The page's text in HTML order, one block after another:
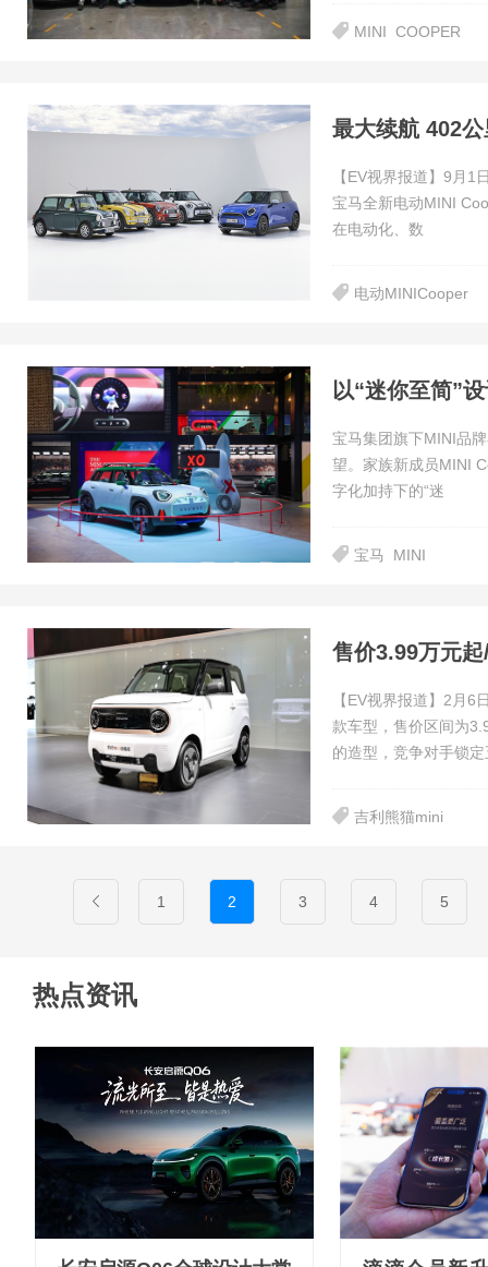
MINI COOPER
最大续航 402
【EV视界报道】9月
宝马全新电动MINI
在电动化、数
电动MINICooper
宝马集团旗下MINI品
望。家族新成员MINI
字化加持下的“迷
宝马 MINI
售价3.99万元
【EV视界报道】2月
款车型，售价区间为
的造型，竞争对手锁
吉利熊猫mini
1 2 3 4 5
热点资讯